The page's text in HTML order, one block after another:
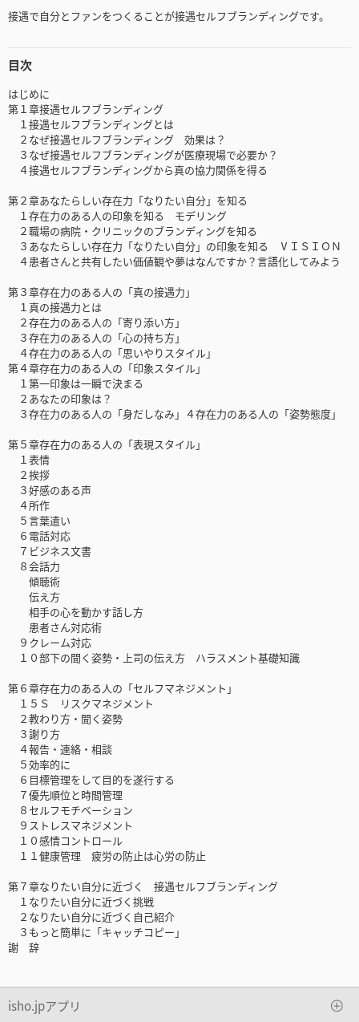
接遇で自分とファンをつくることが接遇セルフブランディングです。
目次
はじめに
第１章接遇セルフブランディング
１接遇セルフブランディングとは
２なぜ接遇セルフブランディング 効果は？
３なぜ接遇セルフブランディングが医療現場で必要か？
４接遇セルフブランディングから真の協力関係を得る
第２章あなたらしい存在力「なりたい自分」を知る
１存在力のある人の印象を知る モデリング
２職場の病院・クリニックのブランディングを知る
３あなたらしい存在力「なりたい自分」の印象を知る ⅤＩＳＩＯＮ
４患者さんと共有したい価値観や夢はなんですか？言語化してみよう
第３章存在力のある人の「真の接遇力」
１真の接遇力とは
２存在力のある人の「寄り添い方」
３存在力のある人の「心の持ち方」
４存在力のある人の「思いやりスタイル」
第４章存在力のある人の「印象スタイル」
１第一印象は一瞬で決まる
２あなたの印象は？
３存在力のある人の「身だしなみ」４存在力のある人の「姿勢態度」
第５章存在力のある人の「表現スタイル」
１表情
２挨拶
３好感のある声
４所作
５言葉遣い
６電話対応
７ビジネス文書
８会話力
傾聴術
伝え方
相手の心を動かす話し方
患者さん対応術
９クレーム対応
１０部下の聞く姿勢・上司の伝え方 ハラスメント基礎知識
第６章存在力のある人の「セルフマネジメント」
１５Ｓ リスクマネジメント
２教わり方・聞く姿勢
３謝り方
４報告・連絡・相談
５効率的に
６目標管理をして目的を遂行する
７優先順位と時間管理
８セルフモチベーション
９ストレスマネジメント
１０感情コントロール
１１健康管理 疲労の防止は心労の防止
第７章なりたい自分に近づく 接遇セルフブランディング
１なりたい自分に近づく挑戦
２なりたい自分に近づく自己紹介
３もっと簡単に「キャッチコピー」
謝 辞
isho.jpアプリ